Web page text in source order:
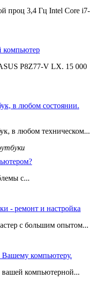
проц 3,4 Гц Intel Core i7-
P8Z77-V LX. 15 000
в любом состоянии.
в любом техническом...
с...
- ремонт и настройка
с большим опытом...
компьютеру.
компьютерной...